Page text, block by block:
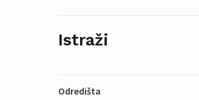
Istraži
Odredišta